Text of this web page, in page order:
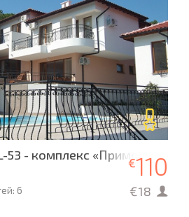
53 - комплекс «Приморско
6
€110
€18